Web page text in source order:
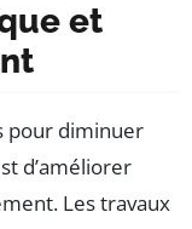
et
pour diminuer
d’améliorer
Les travaux